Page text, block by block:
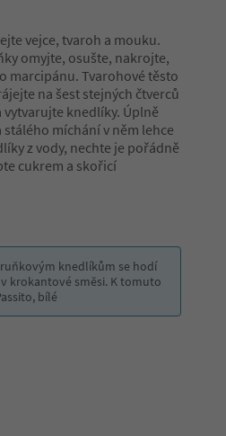
vejce, tvaroh a mouku.
omyjte, osušte, nakrojte,
marcipánu. Tvarohové těsto
na šest stejných čtverců
vytvarujte knedlíky. Úplně
míchání v něm lehce
z vody, nechte je pořádně
cukrem a skořicí
knedlíkům se hodí
krokantové směsi. K tomuto
bílé